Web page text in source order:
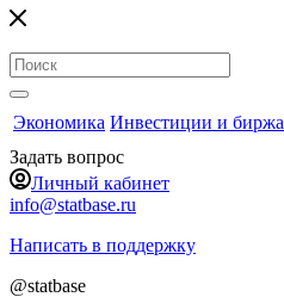
Экономика Инвестиции и биржа
Задать вопрос
Личный кабинет
info@statbase.ru
Написать в поддержку
@statbase